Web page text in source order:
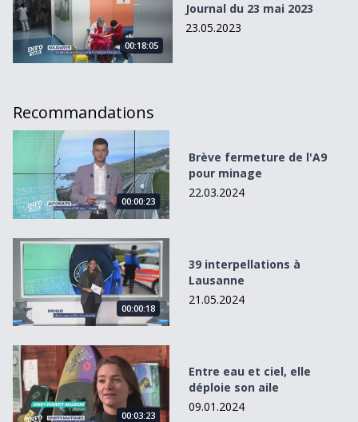
00:18:05
Journal du 23 mai 2023
23.05.2023
Recommandations
Brève fermeture de l&#039;A9 pour minage
00:00:23
Brève fermeture de l'A9
pour minage
22.03.2024
39 interpellations à Lausanne
00:00:18
39 interpellations à
Lausanne
21.05.2024
Entre eau et ciel, elle déploie son aile
00:03:23
Entre eau et ciel, elle
déploie son aile
09.01.2024